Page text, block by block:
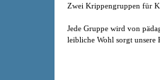
Zwei Krippengruppen für
Jede Gruppe wird von
leibliche Wohl sorgt unsere